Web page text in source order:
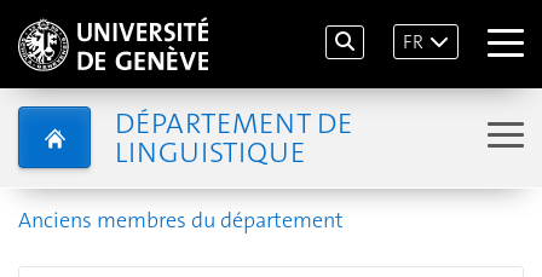
FR
DÉPARTEMENT DE
LINGUISTIQUE
Anciens membres du département